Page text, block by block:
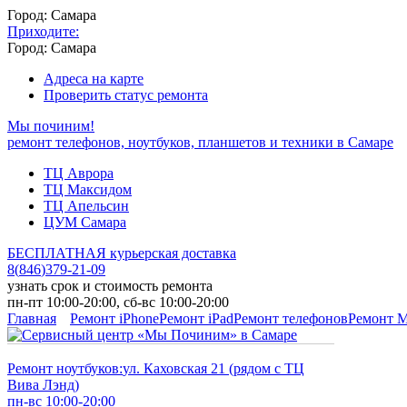
Город: Самара
Приходите:
Город: Самара
Адреса на карте
Проверить статус ремонта
Мы починим!
ремонт телефонов, ноутбуков, планшетов и техники в Самаре
ТЦ Аврора
ТЦ Максидом
ТЦ Апельсин
ЦУМ Самара
БЕСПЛАТНАЯ курьерская доставка
8(846)379-21-09
узнать срок и стоимость ремонта
пн-пт 10:00-20:00, сб-вс 10:00-20:00
Главная
Ремонт iPhoneРемонт iPadРемонт телефоновРемонт
Ремонт ноутбуков:ул. Каховская 21 (рядом с ТЦ
Вива Лэнд)
пн-вс 10:00-20:00